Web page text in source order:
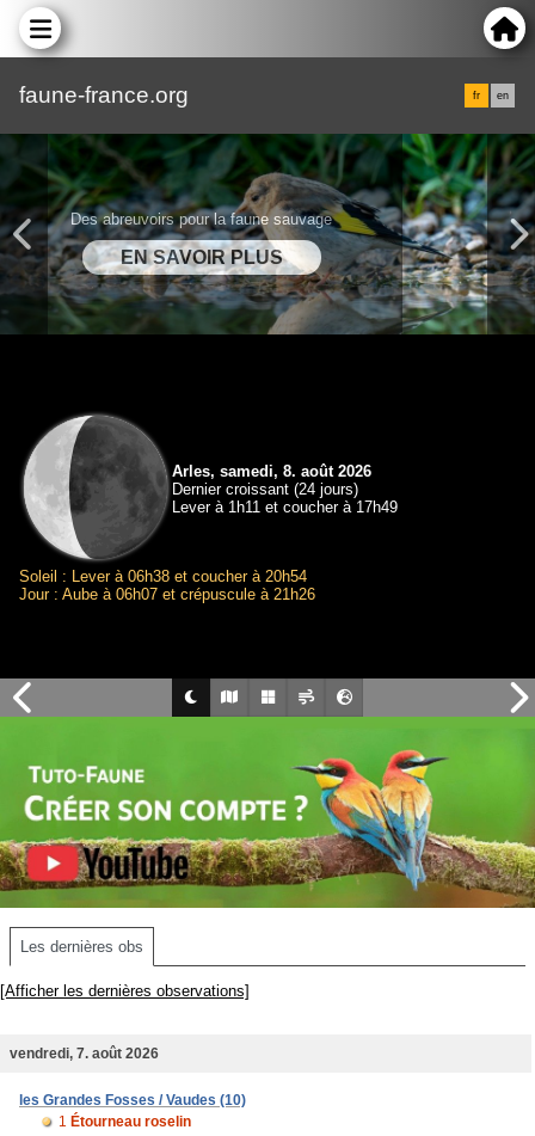
faune-france.org fr en
Des abreuvoirs pour la faune sauvage
Arles, samedi, 8. août 2026
Dernier croissant (24 jours)
Lever à 1h11 et coucher à 17h49
Soleil : Lever à 06h38 et coucher à 20h54
Jour : Aube à 06h07 et crépuscule à 21h26
Les dernières obs
[Afficher les dernières observations]
vendredi, 7. août 2026
les Grandes Fosses / Vaudes (10)
1 Étourneau roselin